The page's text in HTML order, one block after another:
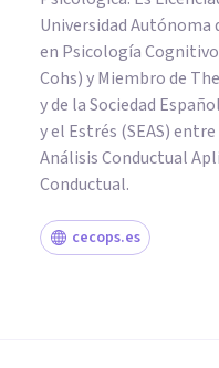
Universidad Autónoma
en Psicología
Cohs) y Miembro de
y de la Sociedad
y el Estrés (SEAS)
Análisis Conductual
Conductual.
cecops.es